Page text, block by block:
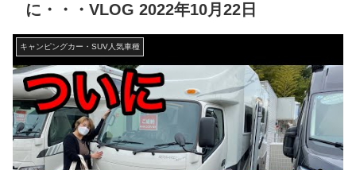
に・・・VLOG 2022年10月22日
キャンピングカー・SUV人気車種